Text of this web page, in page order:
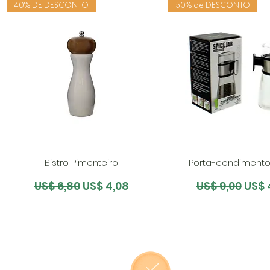
40% DE DESCONTO
Bistro Pimenteiro
Preço normal
US$ 6,80 Preço promocional
US$ 4,08
50% de DESCONTO
Porta-
Preço
US$ 9,00 US$